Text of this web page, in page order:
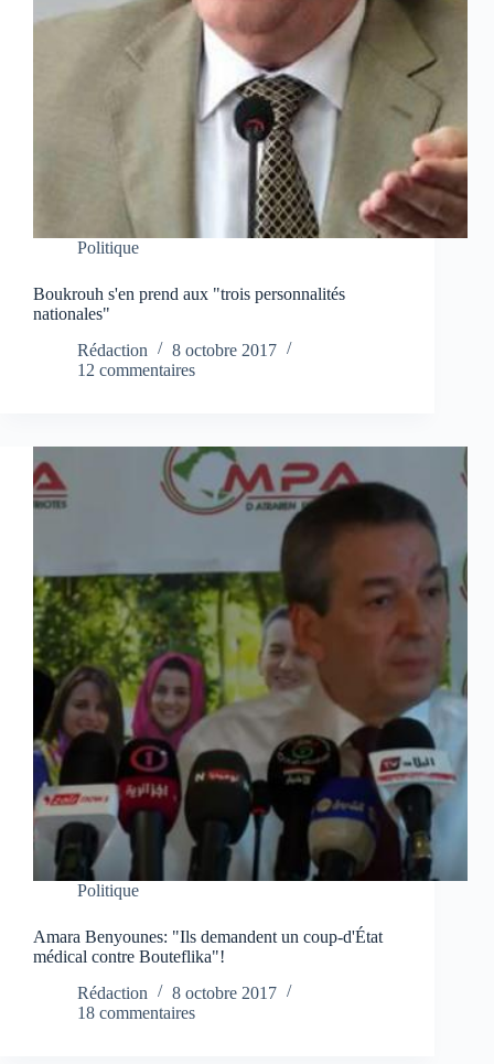
Politique
Boukrouh s'en prend aux "trois personnalités
nationales"
Rédaction
8 octobre 2017
12 commentaires
Politique
Amara Benyounes: "Ils demandent un coup-d'État
médical contre Bouteflika"!
Rédaction
8 octobre 2017
18 commentaires